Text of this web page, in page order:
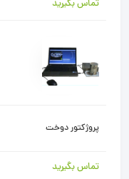
تماس بگیرید
پروژکتور دوخت
تماس بگیرید